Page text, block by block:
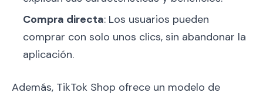
Compra directa: Los usuarios pueden
comprar con solo unos clics, sin abandonar la
aplicación.
Además, TikTok Shop ofrece un modelo de